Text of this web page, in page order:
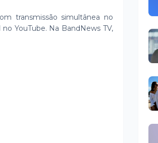
transmissão simultânea no
YouTube. Na BandNews TV,